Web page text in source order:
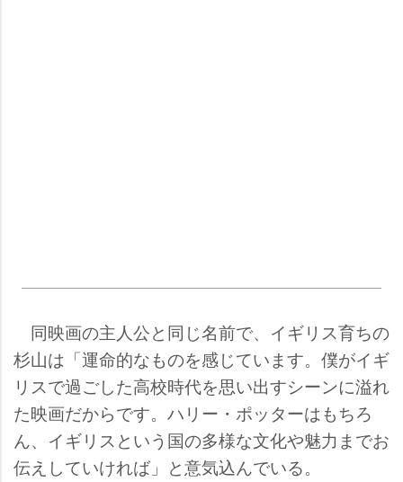
同映画の主人公と同じ名前で、イギリス育ちの
杉山は「運命的なものを感じています。僕がイギ
リスで過ごした高校時代を思い出すシーンに溢れ
た映画だからです。ハリー・ポッターはもちろ
ん、イギリスという国の多様な文化や魅力までお
伝えしていければ」と意気込んでいる。